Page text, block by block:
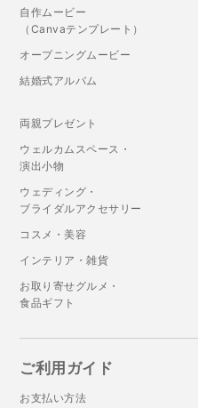
自作ムービー
（Canvaテンプレート）
オープニングムービー
結婚式アルバム
両親プレゼント
ウェルカムスペース・
演出小物
ウェディング・
ブライダルアクセサリー
コスメ・美容
インテリア・雑貨
お取り寄せグルメ・
食品ギフト
ご利用ガイド
お支払い方法